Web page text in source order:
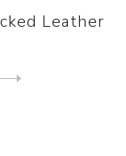
Leather